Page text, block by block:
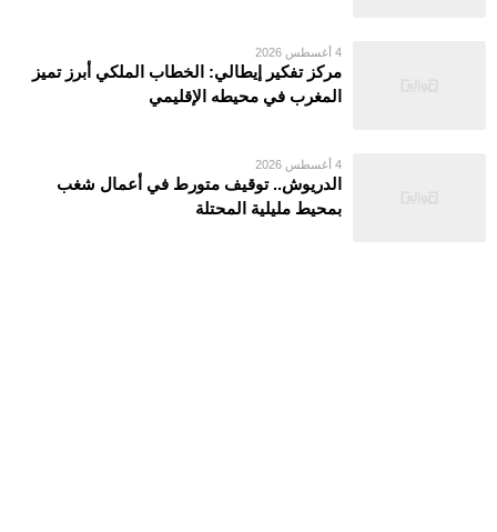
4 أغسطس 2026
مركز تفكير إيطالي: الخطاب الملكي أبرز تميز
المغرب في محيطه الإقليمي
4 أغسطس 2026
الدريوش.. توقيف متورط في أعمال شغب
بمحيط مليلية المحتلة